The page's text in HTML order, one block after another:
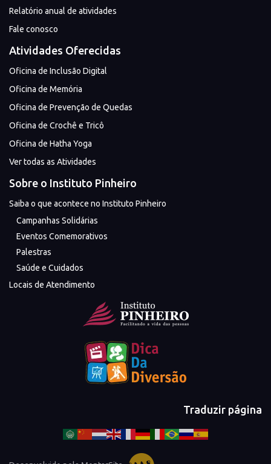
Relatório anual de atividades
Fale conosco
Atividades Oferecidas
Oficina de Inclusão Digital
Oficina de Memória
Oficina de Prevenção de Quedas
Oficina de Crochê e Tricô
Oficina de Hatha Yoga
Ver todas as Atividades
Sobre o Instituto Pinheiro
Saiba o que acontece no Instituto Pinheiro
Campanhas Solidárias
Eventos Comemorativos
Palestras
Saúde e Cuidados
Locais de Atendimento
Traduzir página